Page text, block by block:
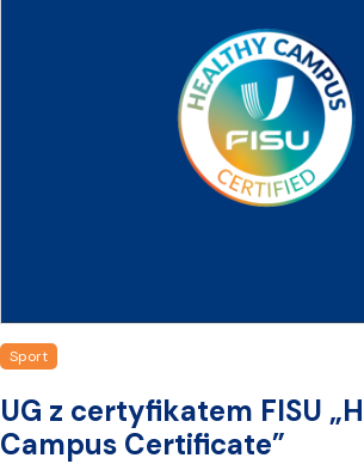
Sport
UG z certyfikatem FISU
Campus Certificate”